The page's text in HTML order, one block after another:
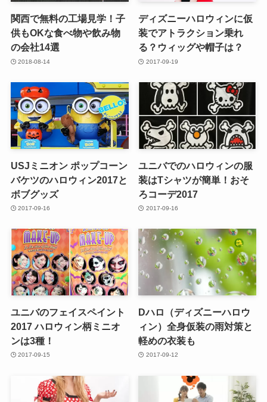
関西で無料の工場見学！子
供もOKな食べ物や飲み物
の会社14選
2018-08-14
ディズニーハロウィンに仮
装でアトラクション乗れ
る？ウィッグや帽子は？
2017-09-19
USJミニオン ポップコーン
バケツのハロウィン2017と
ボブグッズ
2017-09-16
ユニバでのハロウィンの服
装はTシャツが簡単！おそ
ろコーデ2017
2017-09-16
ユニバのフェイスペイント
2017 ハロウィン柄ミニオ
ンは3種！
2017-09-15
Dハロ（ディズニーハロウ
ィン）全身仮装の雨対策と
軽めの衣装も
2017-09-12